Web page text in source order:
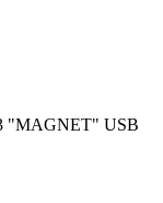
"MAGNET" USB